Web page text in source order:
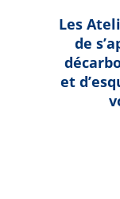
Les
de
et